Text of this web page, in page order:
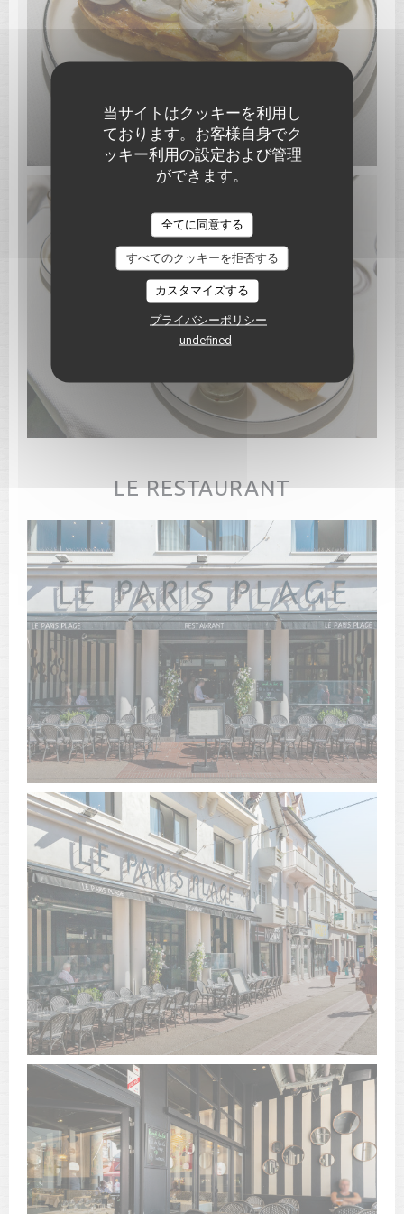
当サイトはクッキーを利用し
ております。お客様自身でク
ッキー利用の設定および管理
ができます。
全てに同意する
すべてのクッキーを拒否する
カスタマイズする
プライバシーポリシー
undefined
LE RESTAURANT
Le Paris Plage